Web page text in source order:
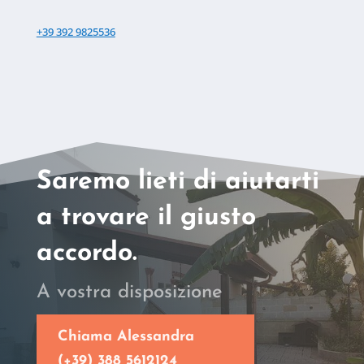
+39 392 9825536
Saremo lieti di aiutarti
a trovare il giusto
accordo.
A vostra disposizione
Chiama Alessandra